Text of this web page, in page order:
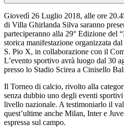
Giovedì 26 Luglio 2018, alle ore
di Villa Ghirlanda Silva saranno
parteciperanno alla 29° Edizione del
storica manifestazione organizzata
S. Pio X, in collaborazione con il
L’evento sportivo avrà luogo dal 30
presso lo Stadio Scirea a Cinisello
Il Torneo di calcio, rivolto alla
senza dubbio uno degli eventi
livello nazionale. A testimoniarlo il
quest’ultime anche Milan, Inter e
espressa sul campo.